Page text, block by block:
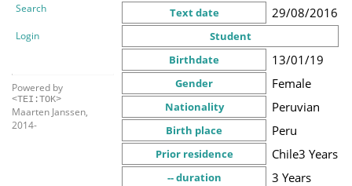
Search
Login
Powered by
<TEI:TOK>
Maarten Janssen,
2014-
Text date 29/08/2016
Student
Birthdate
13/01/19
Gender Female
Nationality Peruvian
Birth place Peru
Prior residence Chile3 Years
-- duration 3 Years